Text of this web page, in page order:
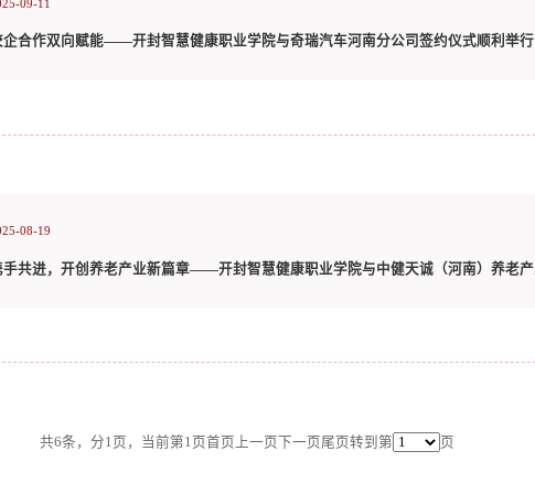
09-11
企合作双向赋能——开封智慧健康职业学院与奇瑞汽车河南分公司签约仪式顺利举行
08-19
共6条，分1页，当前第1页首页 上一页 下一页 尾页转到第 页